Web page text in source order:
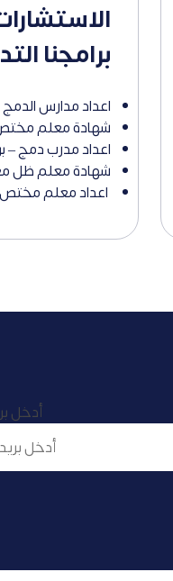
برامجنا
اعداد مدارس
شهادة معلم
اعداد مدرب دمج –
شهادة معلم ظل
اعداد معلم
أدخل